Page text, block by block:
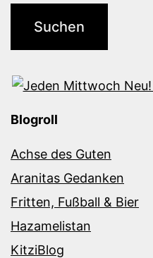
Blogroll
Achse des Guten
Aranitas Gedanken
Fritten, Fußball & Bier
Hazamelistan
KitziBlog